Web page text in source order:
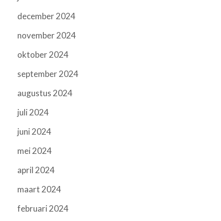
december 2024
november 2024
oktober 2024
september 2024
augustus 2024
juli 2024
juni 2024
mei 2024
april 2024
maart 2024
februari 2024